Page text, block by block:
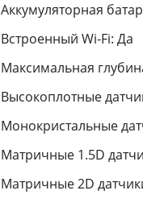
Аккумуляторная
Встроенный Wi-Fi: Да
Максимальная
Высокоплотные
Монокристальные
Матричные 1.5D
Матричные 2D